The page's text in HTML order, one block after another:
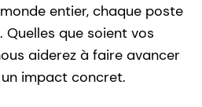
entier, chaque poste
Quelles que soient vos
aiderez à faire avancer
impact concret.